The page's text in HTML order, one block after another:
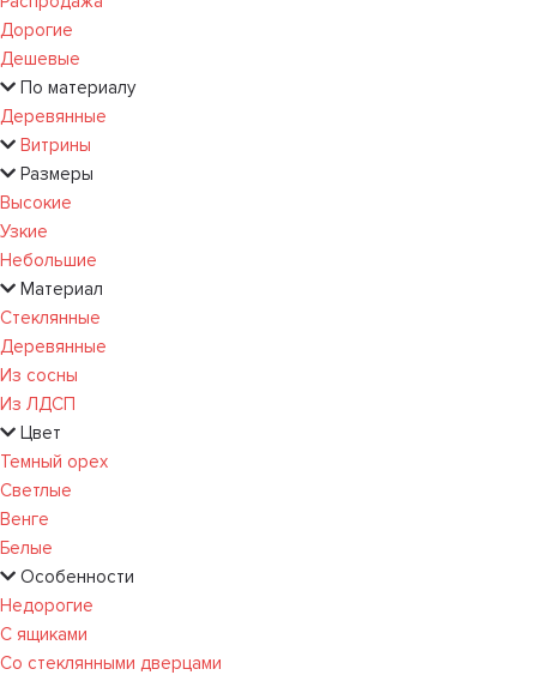
Дорогие
Дешевые
По материалу
Деревянные
Витрины
Размеры
Высокие
Узкие
Небольшие
Материал
Стеклянные
Деревянные
Из сосны
Из ЛДСП
Цвет
Темный орех
Светлые
Венге
Белые
Особенности
Недорогие
С ящиками
Со стеклянными дверцами